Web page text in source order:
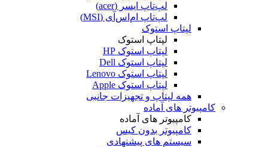
لپ‌تاپ ایسر (acer)
لپ‌تاپ ام‌اس‌آی (MSI)
لپتاپ استوک
لپتاپ استوک
لپتاپ استوک HP
لپتاپ استوک Dell
لپتاپ استوک Lenovo
لپتاپ استوک Apple
همه لپتاپ و تجهیزات جانبی
کامپیوتر های آماده
کامپیوتر های آماده
کامپیوتر بدون کیس
سیستم های پیشنهادی